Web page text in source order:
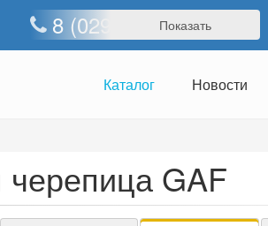
8 (029) 357-65-65
Показать
Каталог Новости
черепица GAF